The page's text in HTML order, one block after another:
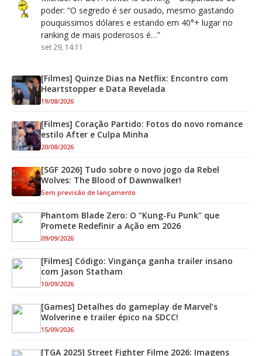
poder: “O segredo é ser ousado, mesmo gastando
pouquissimos dólares e estando em 40°+ lugar no
ranking de mais poderosos é…”
set 29, 14:11
[Filmes] Quinze Dias na Netflix: Encontro com
Heartstopper e Data Revelada
19/08/2026
[Filmes] Coração Partido: Fotos do novo romance
estilo After e Culpa Minha
20/08/2026
[SGF 2026] Tudo sobre o novo jogo da Rebel
Wolves: The Blood of Dawnwalker!
Sem previsão de lançamento
Phantom Blade Zero: O "Kung-Fu Punk" que
Promete Redefinir a Ação em 2026
09/09/2026
[Filmes] Código: Vingança ganha trailer insano
com Jason Statham
10/09/2026
[Games] Detalhes do gameplay de Marvel’s
Wolverine e trailer épico na SDCC!
15/09/2026
[TGA 2025] Street Fighter Filme 2026: Imagens